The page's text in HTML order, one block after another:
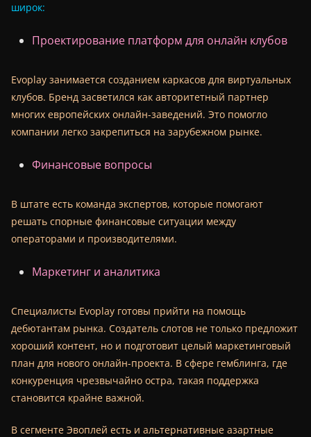
широк:
Проектирование платформ для онлайн клубов
Evoplay занимается созданием каркасов для виртуальных
клубов. Бренд засветился как авторитетный партнер
многих европейских онлайн-заведений. Это помогло
компании легко закрепиться на зарубежном рынке.
Финансовые вопросы
В штате есть команда экспертов, которые помогают
решать спорные финансовые ситуации между
операторами и производителями.
Маркетинг и аналитика
Специалисты Evoplay готовы прийти на помощь
дебютантам рынка. Создатель слотов не только предложит
хороший контент, но и подготовит целый маркетинговый
план для нового онлайн-проекта. В сфере гемблинга, где
конкуренция чрезвычайно остра, такая поддержка
становится крайне важной.
В сегменте Эвоплей есть и альтернативные азартные